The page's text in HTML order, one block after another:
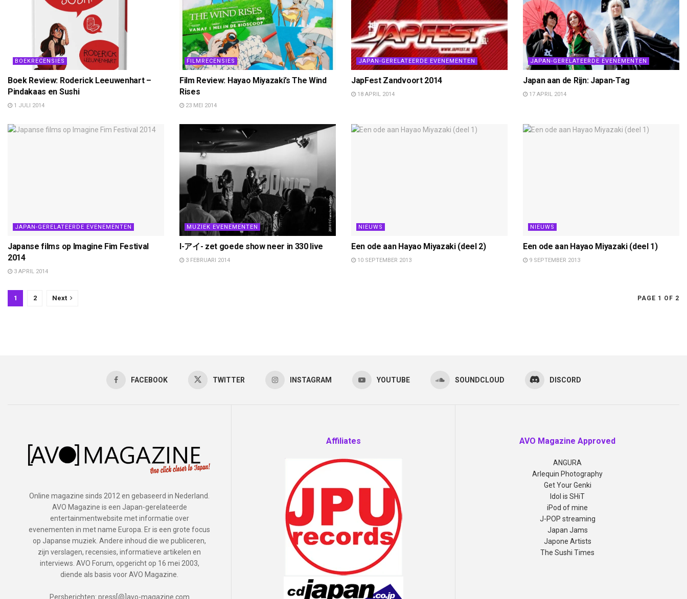
BOEKRECENSIES
Boek Review: Roderick Leeuwenhart –
Pindakaas en Sushi
1 JULI 2014
FILMRECENSIES
Film Review: Hayao Miyazaki’s The Wind
Rises
23 MEI 2014
JAPAN-GERELATEERDE EVENEMENTEN
JapFest Zandvoort 2014
18 APRIL 2014
JAPAN-GERELATEERDE EVENEMENTEN
Japan aan de Rijn: Japan-Tag
17 APRIL 2014
JAPAN-GERELATEERDE EVENEMENTEN
Japanse films op Imagine Fim Festival
2014
3 APRIL 2014
MUZIEK EVENEMENTEN
I-アイ- zet goede show neer in 330 live
3 FEBRUARI 2014
NIEUWS
Een ode aan Hayao Miyazaki (deel 2)
10 SEPTEMBER 2013
NIEUWS
Een ode aan Hayao Miyazaki (deel 1)
9 SEPTEMBER 2013
PAGE 1 OF 2
1 2 Next
FACEBOOK TWITTER INSTAGRAM YOUTUBE SOUNDCLOUD DISCORD
Online magazine sinds 2012 en gebaseerd in Nederland.
AVO Magazine is een Japan-gerelateerde
entertainmentwebsite met informatie over
evenementen in met name Europa. Er is een grote focus
op Japanse muziek. Andere inhoud die we publiceren,
zijn verslagen, recensies, informatieve artikelen en
interviews. AVO Forum, opgericht op 16 mei 2003,
diende als basis voor AVO Magazine.
Persberichten: press[@]avo-magazine.com
Affiliates AVO Magazine Approved
ANGURA
Arlequin Photography
Get Your Genki
Idol is SHiT
iPod of mine
J-POP streaming
Japan Jams
Japone Artists
The Sushi Times